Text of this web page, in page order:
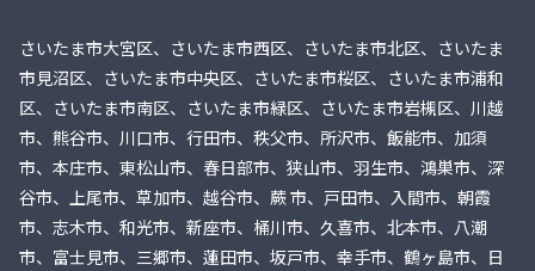
さいたま市大宮区、さいたま市西区、さいたま市北区、さいたま
市見沼区、さいたま市中央区、さいたま市桜区、さいたま市浦和
区、さいたま市南区、さいたま市緑区、さいたま市岩槻区、川越
市、熊谷市、川口市、行田市、秩父市、所沢市、飯能市、加須
市、本庄市、東松山市、春日部市、狭山市、羽生市、鴻巣市、深
谷市、上尾市、草加市、越谷市、蕨 市、戸田市、入間市、朝霞
市、志木市、和光市、新座市、桶川市、久喜市、北本市、八潮
市、富士見市、三郷市、蓮田市、坂戸市、幸手市、鶴ヶ島市、日